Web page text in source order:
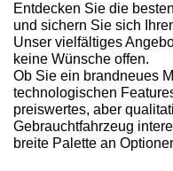
Entdecken Sie die
und sichern Sie sich
Unser vielfältiges
keine Wünsche offen.
Ob Sie ein brandneues
technologischen
preiswertes, aber
Gebrauchtfahrzeug
breite Palette an